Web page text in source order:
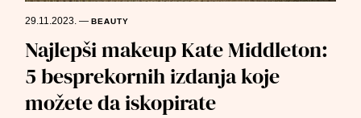
29.11.2023.—BEAUTY
Najlepši makeup Kate Middleton:
5 besprekornih izdanja koje
možete da iskopirate